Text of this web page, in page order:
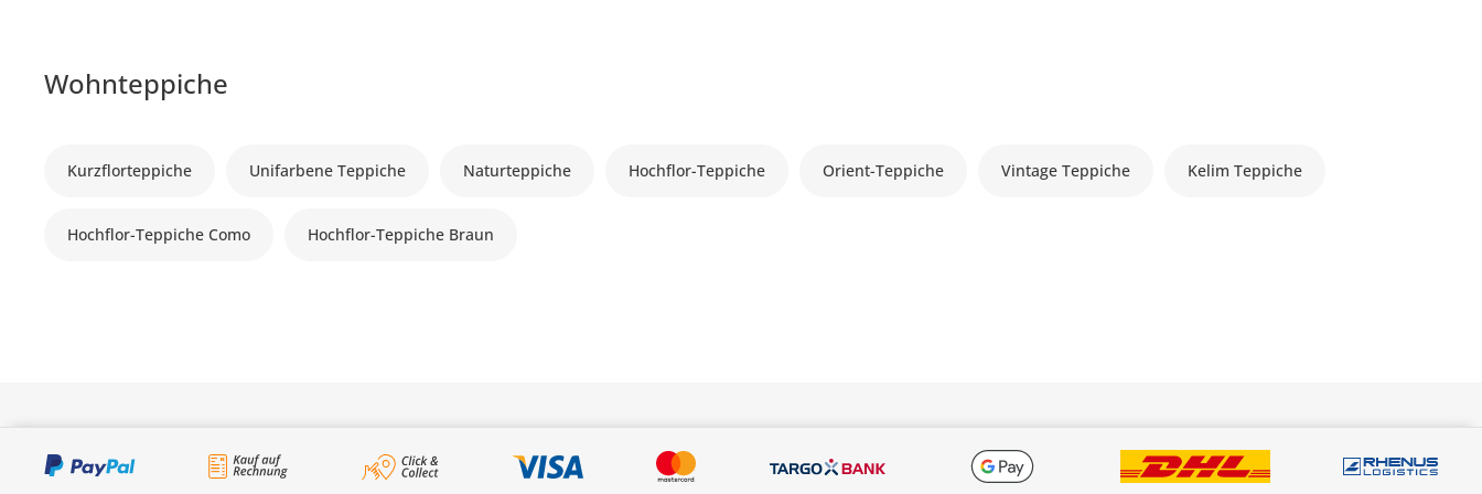
Wohnteppiche
Kurzflorteppiche Unifarbene Teppiche Naturteppiche Hochflor-Teppiche Orient-Teppiche Vintage Teppiche Kelim Teppiche
Hochflor-Teppiche Como Hochflor-Teppiche Braun